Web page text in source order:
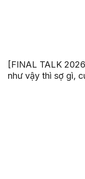
[FINAL TALK
như vậy thì sợ gì,